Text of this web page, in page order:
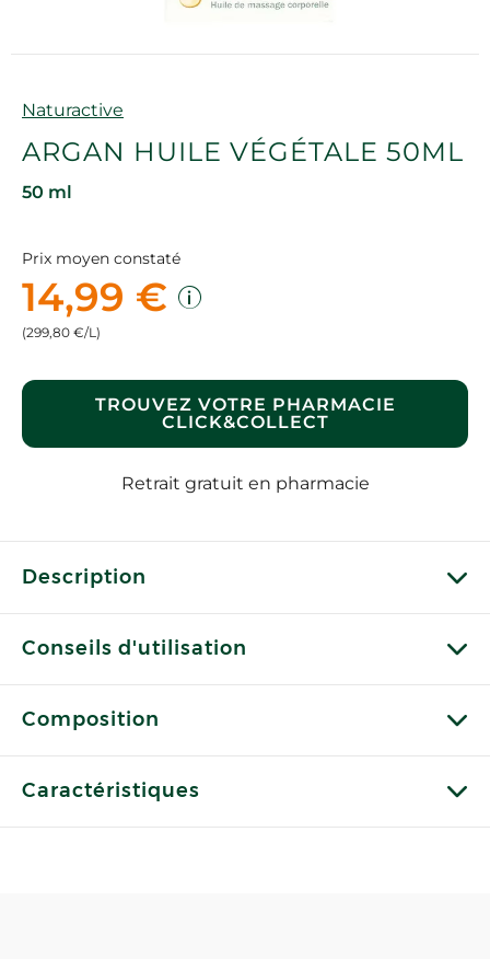
Marque
Naturactive
ARGAN HUILE VÉGÉTALE 50ML
50 ml
Prix moyen constaté
14,99 €
(299,80 €/L)
TROUVEZ VOTRE PHARMACIE
CLICK&COLLECT
Retrait gratuit en pharmacie
Description
Conseils d'utilisation
Composition
Caractéristiques